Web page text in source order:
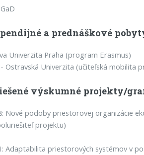
a prednáškové
Univerzita Praha (program Erasmus)
Ostravská Univerzita (učiteľská mobilita
výskumné projekty/
Nové podoby priestorovej organizácie
projektu)
Adaptabilita priestorových systémov v